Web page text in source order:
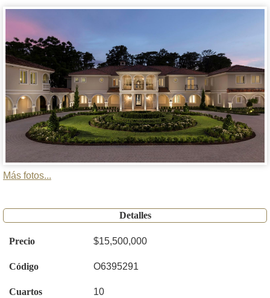
Más fotos...
Detalles
Precio $15,500,000
Código O6395291
Cuartos 10